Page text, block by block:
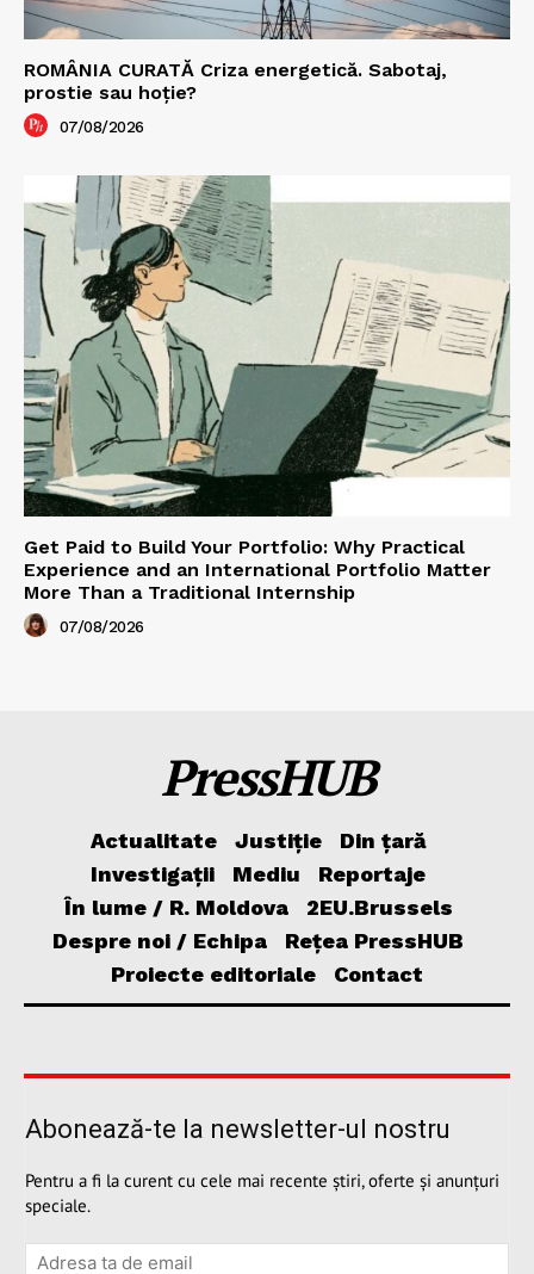
ROMÂNIA CURATĂ Criza energetică. Sabotaj,
prostie sau hoție?
07/08/2026
Get Paid to Build Your Portfolio: Why Practical
Experience and an International Portfolio Matter
More Than a Traditional Internship
07/08/2026
PressHUB
Actualitate Justiție
Din țară
Investigații
Mediu
Reportaje
În lume / R. Moldova
2EU.Brussels
Despre noi / Echipa
Rețea PressHUB
Proiecte editoriale
Contact
Abonează-te la newsletter-ul nostru
Pentru a fi la curent cu cele mai recente știri, oferte și anunțuri
speciale.